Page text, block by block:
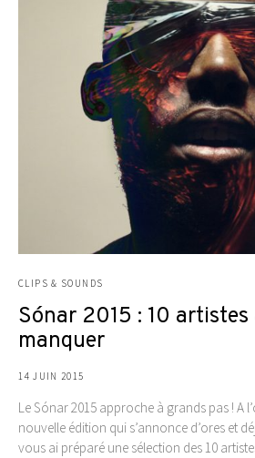
CLIPS & SOUNDS
Sónar 2015 : 10 artistes
manquer
14 JUIN 2015
Le Sónar 2015 approche à grands pas ! A
nouvelle édition qui s’annonce d’ores et
vous ai préparé une sélection des 10